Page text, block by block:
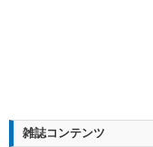
雑誌コンテンツ